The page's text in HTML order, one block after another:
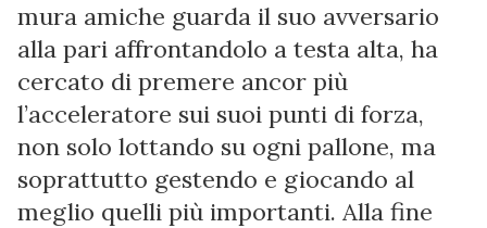
mura amiche guarda il suo avversario
alla pari affrontandolo a testa alta, ha
cercato di premere ancor più
l’acceleratore sui suoi punti di forza,
non solo lottando su ogni pallone, ma
soprattutto gestendo e giocando al
meglio quelli più importanti. Alla fine